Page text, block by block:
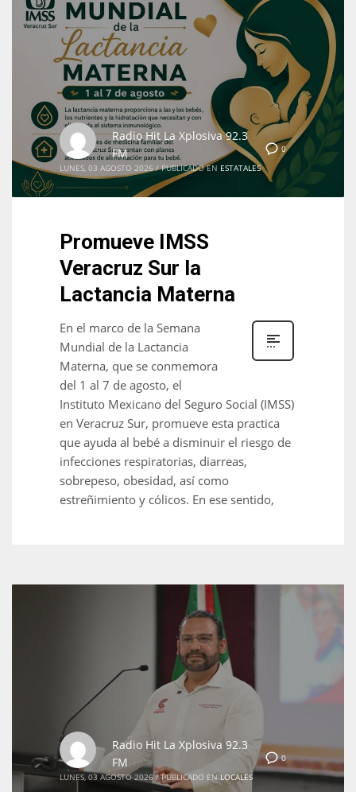
0
Radio Hit La Xplosiva 92.3
FM
LUNES, 03 AGOSTO 2026 / PUBLICADO EN ESTATALES
Promueve IMSS
Veracruz Sur la
Lactancia Materna
En el marco de la Semana
Mundial de la Lactancia
Materna, que se conmemora
del 1 al 7 de agosto, el
Instituto Mexicano del Seguro Social (IMSS)
en Veracruz Sur, promueve esta practica
que ayuda al bebé a disminuir el riesgo de
infecciones respiratorias, diarreas,
sobrepeso, obesidad, así como
estreñimiento y cólicos. En ese sentido,
0
Radio Hit La Xplosiva 92.3
FM
LUNES, 03 AGOSTO 2026 / PUBLICADO EN LOCALES